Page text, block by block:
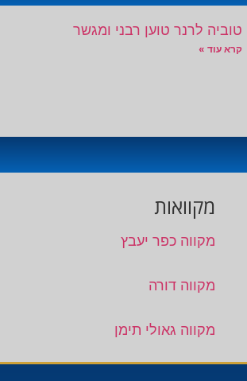
טוביה לרנר טוען רבני ומגשר
קרא עוד »
מקוואות
מקווה כפר יעבץ
מקווה דורה
מקווה גאולי תימן